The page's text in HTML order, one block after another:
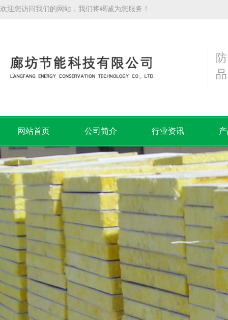
欢迎您访问我们的网站，我们将竭诚为您服务！
网站首页 公司简介 行业资讯